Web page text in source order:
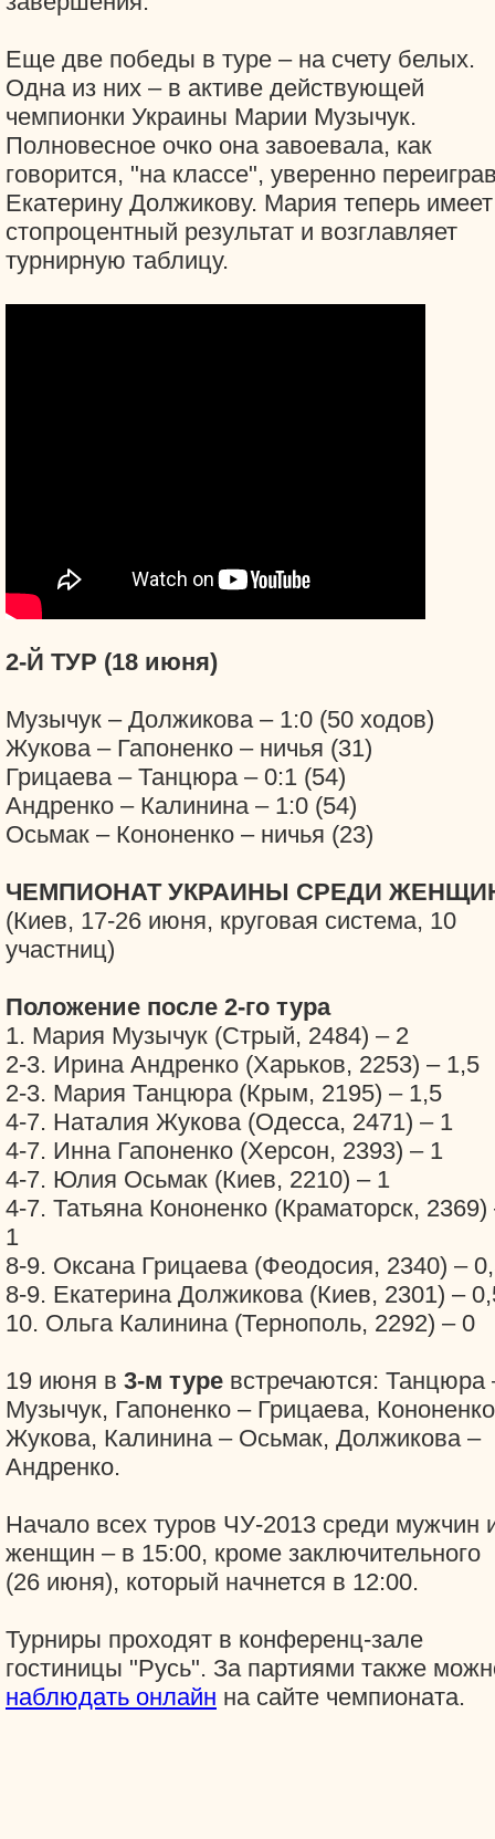
Еще две победы в туре – на счету белых.
Одна из них – в активе действующей
чемпионки Украины Марии Музычук.
Полновесное очко она завоевала, как
говорится, "на классе", уверенно
Екатерину Должикову. Мария теперь имеет
стопроцентный результат и возглавляет
турнирную таблицу.
2-Й ТУР (18 июня)
Музычук – Должикова – 1:0 (50 ходов)
Жукова – Гапоненко – ничья (31)
Грицаева – Танцюра – 0:1 (54)
Андренко – Калинина – 1:0 (54)
Осьмак – Кононенко – ничья (23)
ЧЕМПИОНАТ УКРАИНЫ СРЕДИ
(Киев, 17-26 июня, круговая система, 10
участниц)
Положение после 2-го тура
1. Мария Музычук (Стрый, 2484) – 2
2-3. Ирина Андренко (Харьков, 2253) – 1,5
2-3. Мария Танцюра (Крым, 2195) – 1,5
4-7. Наталия Жукова (Одесса, 2471) – 1
4-7. Инна Гапоненко (Херсон, 2393) – 1
4-7. Юлия Осьмак (Киев, 2210) – 1
4-7. Татьяна Кононенко (Краматорск, 2369)
1
8-9. Оксана Грицаева (Феодосия, 2340) –
8-9. Екатерина Должикова (Киев, 2301) –
10. Ольга Калинина (Тернополь, 2292) – 0
19 июня в 3-м туре встречаются: Танцюра
Музычук, Гапоненко – Грицаева,
Жукова, Калинина – Осьмак, Должикова –
Андренко.
Начало всех туров ЧУ-2013 среди мужчин
женщин – в 15:00, кроме заключительного
(26 июня), который начнется в 12:00.
Турниры проходят в конференц-зале
гостиницы "Русь". За партиями также
наблюдать онлайн на сайте чемпионата.